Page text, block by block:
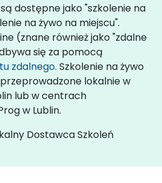
dostępne jako "szkolenie na
na żywo na miejscu".
(znane również jako "zdalne
się za pomocą
zdalnego. Szkolenie na żywo
lokalnie w
lub w centrach
w Lublin.
Dostawca Szkoleń